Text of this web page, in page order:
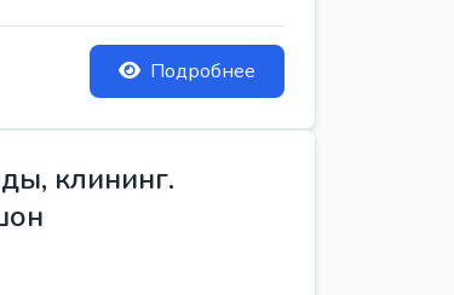
Подробнее
клининг.